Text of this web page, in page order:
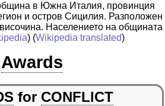
в Южна Италия, провинция
и остров Сицилия. Разположен
Населението на общината
) (Wikipedia translated)
Awards
for CONFLICT